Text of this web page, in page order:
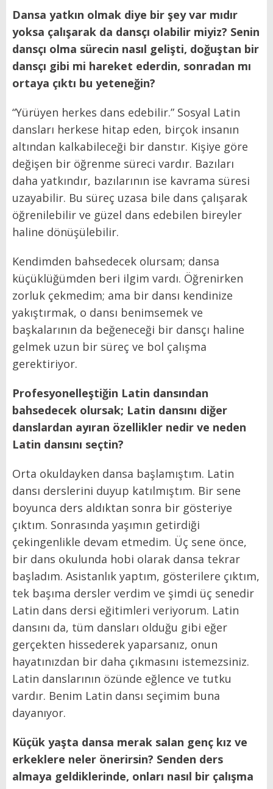
Dansa yatkın olmak diye bir şey var mıdır
yoksa çalışarak da dansçı olabilir miyiz? Senin
dansçı olma sürecin nasıl gelişti, doğuştan bir
dansçı gibi mi hareket ederdin, sonradan mı
ortaya çıktı bu yeteneğin?
“Yürüyen herkes dans edebilir.” Sosyal Latin
dansları herkese hitap eden, birçok insanın
altından kalkabileceği bir danstır. Kişiye göre
değişen bir öğrenme süreci vardır. Bazıları
daha yatkındır, bazılarının ise kavrama süresi
uzayabilir. Bu süreç uzasa bile dans çalışarak
öğrenilebilir ve güzel dans edebilen bireyler
haline dönüşülebilir.
Kendimden bahsedecek olursam; dansa
küçüklüğümden beri ilgim vardı. Öğrenirken
zorluk çekmedim; ama bir dansı kendinize
yakıştırmak, o dansı benimsemek ve
başkalarının da beğeneceği bir dansçı haline
gelmek uzun bir süreç ve bol çalışma
gerektiriyor.
Profesyonelleştiğin Latin dansından
bahsedecek olursak; Latin dansını diğer
danslardan ayıran özellikler nedir ve neden
Latin dansını seçtin?
Orta okuldayken dansa başlamıştım. Latin
dansı derslerini duyup katılmıştım. Bir sene
boyunca ders aldıktan sonra bir gösteriye
çıktım. Sonrasında yaşımın getirdiği
çekingenlikle devam etmedim. Üç sene önce,
bir dans okulunda hobi olarak dansa tekrar
başladım. Asistanlık yaptım, gösterilere çıktım,
tek başıma dersler verdim ve şimdi üç senedir
Latin dans dersi eğitimleri veriyorum. Latin
dansını da, tüm dansları olduğu gibi eğer
gerçekten hissederek yaparsanız, onun
hayatınızdan bir daha çıkmasını istemezsiniz.
Latin danslarının özünde eğlence ve tutku
vardır. Benim Latin dansı seçimim buna
dayanıyor.
Küçük yaşta dansa merak salan genç kız ve
erkeklere neler önerirsin? Senden ders
almaya geldiklerinde, onları nasıl bir çalışma